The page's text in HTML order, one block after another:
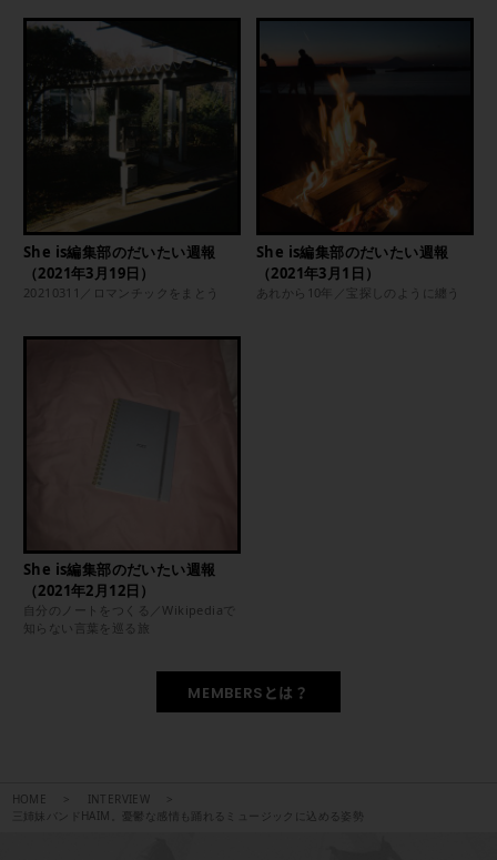
She is編集部のだいたい週報
（2021年3月19日）
20210311／ロマンチックをまとう
She is編集部のだいたい週報
（2021年3月1日）
あれから10年／宝探しのように纏う
She is編集部のだいたい週報
（2021年2月12日）
自分のノートをつくる／Wikipediaで
知らない言葉を巡る旅
MEMBERSとは？
HOME
INTERVIEW
三姉妹バンドHAIM。憂鬱な感情も踊れるミュージックに込める姿勢